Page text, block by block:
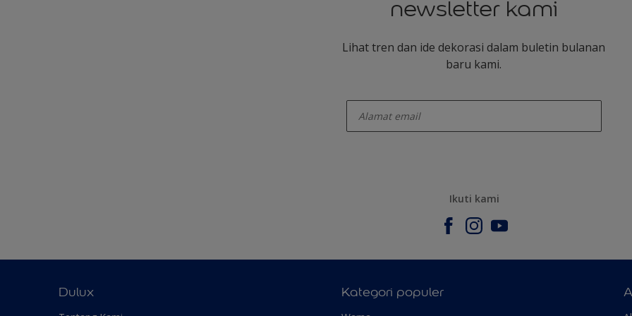
newsletter kami
Lihat tren dan ide dekorasi dalam buletin bulanan
baru kami.
Ikuti kami
Dulux Kategori populer